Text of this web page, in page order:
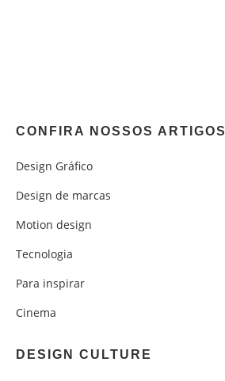
CONFIRA NOSSOS ARTIGOS
Design Gráfico
Design de marcas
Motion design
Tecnologia
Para inspirar
Cinema
DESIGN CULTURE